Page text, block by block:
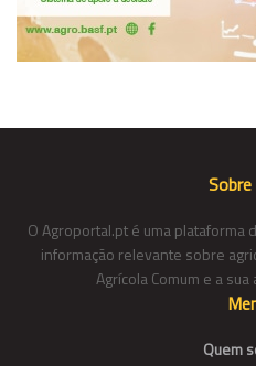
O Agroportal.pt é uma plataforma
informação relevante sobre
Agrícola Comum e a
Quem